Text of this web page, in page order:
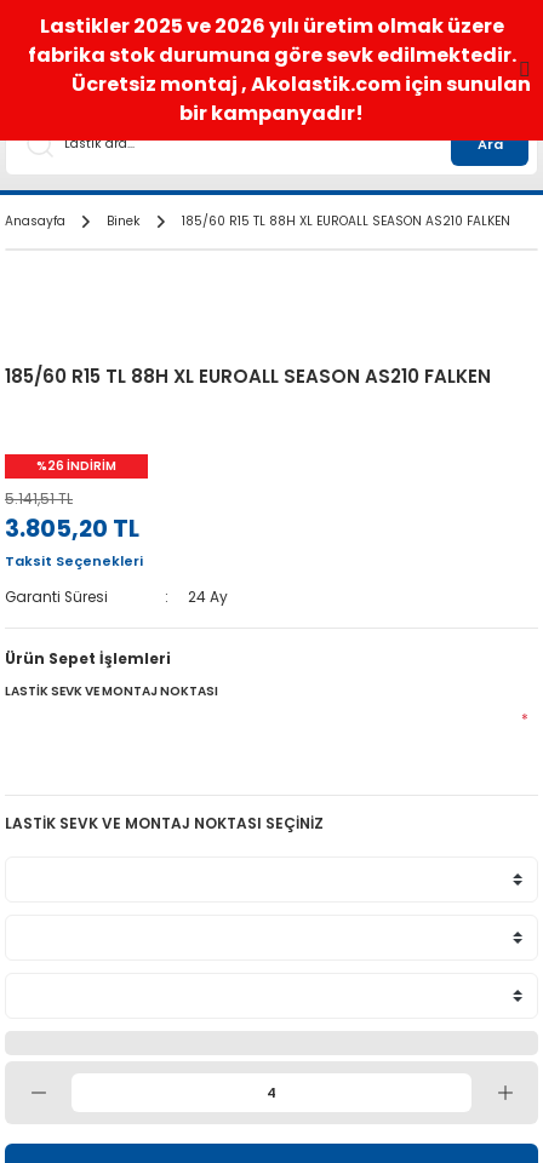
satis@akolastik.com 0 850 285 63 85
Ara
Anasayfa Binek 185/60 R15 TL 88H XL EUROALL SEASON AS210 FALKEN
185/60 R15 TL 88H XL EUROALL SEASON AS210 FALKEN
%26 İNDİRİM
5.141,51 TL
3.805,20 TL
Taksit Seçenekleri
Garanti Süresi
24 Ay
Ürün Sepet İşlemleri
LASTİK SEVK VE MONTAJ NOKTASI
*
LASTİK SEVK VE MONTAJ NOKTASI SEÇİNİZ
Lastikler 2025 ve 2026 yılı üretim olmak üzere
fabrika stok durumuna göre sevk edilmektedir.
Ücretsiz montaj , Akolastik.com için sunulan
bir kampanyadır!